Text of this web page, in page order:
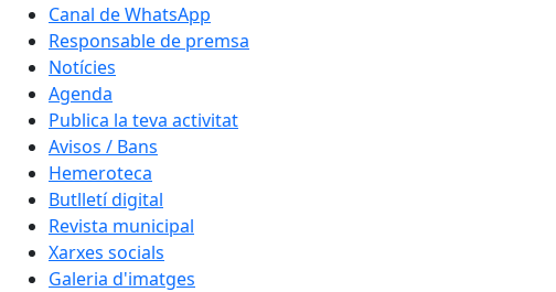
Canal de WhatsApp
Responsable de premsa
Notícies
Agenda
Publica la teva activitat
Avisos / Bans
Hemeroteca
Butlletí digital
Revista municipal
Xarxes socials
Galeria d'imatges